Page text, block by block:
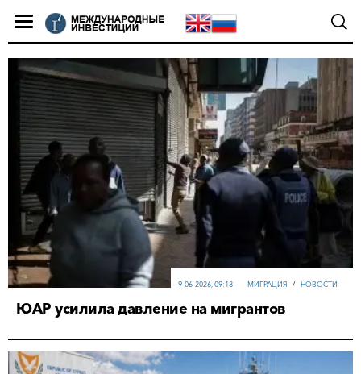
МИГРАЦИЯ / НОВОСТИ
9-06-2026, 09:18
ЮАР усилила давление на мигрантов